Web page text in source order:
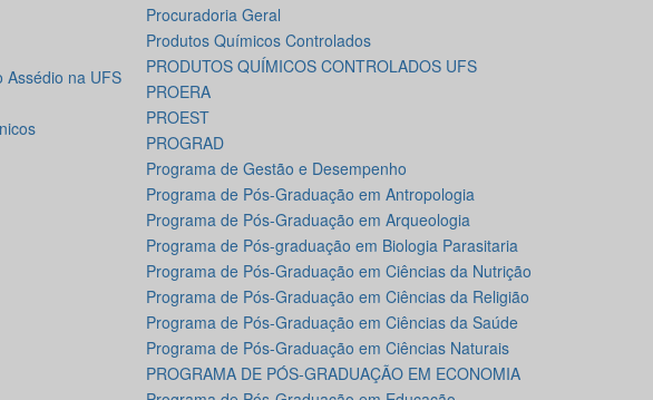
Assédio na UFS
Procuradoria Geral
Produtos Químicos Controlados
PRODUTOS QUÍMICOS CONTROLADOS UFS
PROERA
PROEST
PROGRAD
Programa de Gestão e Desempenho
Programa de Pós-Graduação em Antropologia
Programa de Pós-Graduação em Arqueologia
Programa de Pós-graduação em Biologia Parasitaria
Programa de Pós-Graduação em Ciências da Nutrição
Programa de Pós-Graduação em Ciências da Religião
Programa de Pós-Graduação em Ciências da Saúde
Programa de Pós-Graduação em Ciências Naturais
PROGRAMA DE PÓS-GRADUAÇÃO EM ECONOMIA